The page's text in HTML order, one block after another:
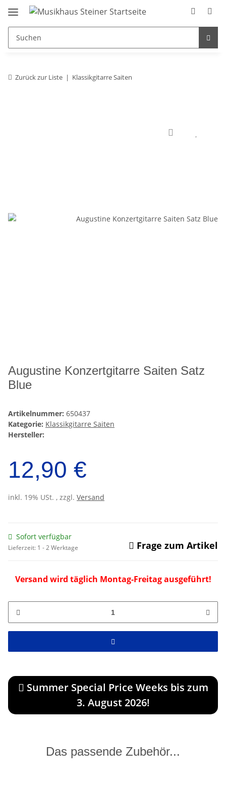
Zurück zur Liste Klassikgitarre Saiten
Augustine Konzertgitarre Saiten Satz
Blue
Artikelnummer: 650437
Kategorie: Klassikgitarre Saiten
Hersteller:
12,90 €
inkl. 19% USt. , zzgl. Versand
Sofort verfügbar
Lieferzeit: 1 - 2 Werktage Frage zum Artikel
Versand wird täglich Montag-Freitag ausgeführt!
Summer Special Price Weeks bis zum
3. August 2026!
Das passende Zubehör...